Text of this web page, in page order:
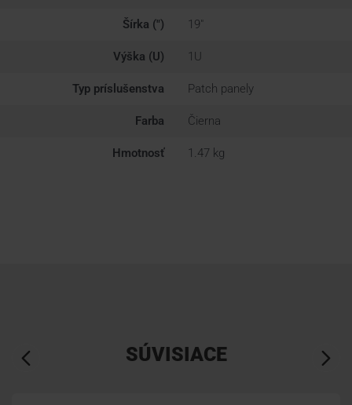
Šírka (") 19"
Výška (U) 1U
Typ príslušenstva Patch panely
Farba Čierna
Hmotnosť 1.47 kg
SÚVISIACE